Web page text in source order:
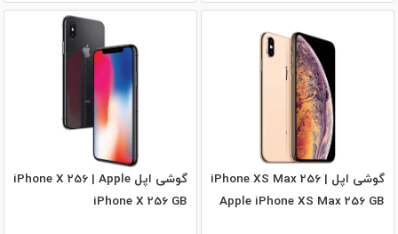
گوشی اپل iPhone XS Max 256 |
Apple iPhone XS Max 256 GB
گوشی اپل iPhone X 256 | Apple
iPhone X 256 GB